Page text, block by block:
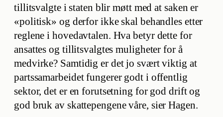
tillitsvalgte i staten blir møtt med at saken er
«politisk» og derfor ikke skal behandles etter
reglene i hovedavtalen. Hva betyr dette for
ansattes og tillitsvalgtes muligheter for å
medvirke? Samtidig er det jo svært viktig at
partssamarbeidet fungerer godt i offentlig
sektor, det er en forutsetning for god drift og
god bruk av skattepengene våre, sier Hagen.